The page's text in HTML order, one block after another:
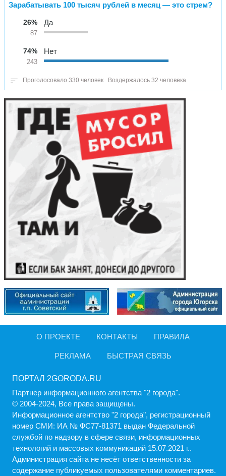
Зарабатывать 100 тысяч рублей в месяц — это стрем?
26%
87
Да
74%
243
Нет
Проголосовало 330 человек Воздержалось 32 человека
О ПРОЕКТЕ КОНТАКТЫ ПРАВИЛА
РЕКЛАМА БЫСТРАЯ СВЯЗЬ
ПОРТАЛ 2GORODA.RU
Партнер информационного агентства "2 города".
© 2004-2024, Все права защищены.
Информационное агентство "2 города", регистрационный
номер СМИ: ИА № ФС77-81371 выдан Федеральной
службой по надзору в сфере связи, информационных
технологий и массовых коммуникаций 15.07.2021 г..
Администрация cайта не несёт ответственности за
содержание публикуемых пользователями комментариев.